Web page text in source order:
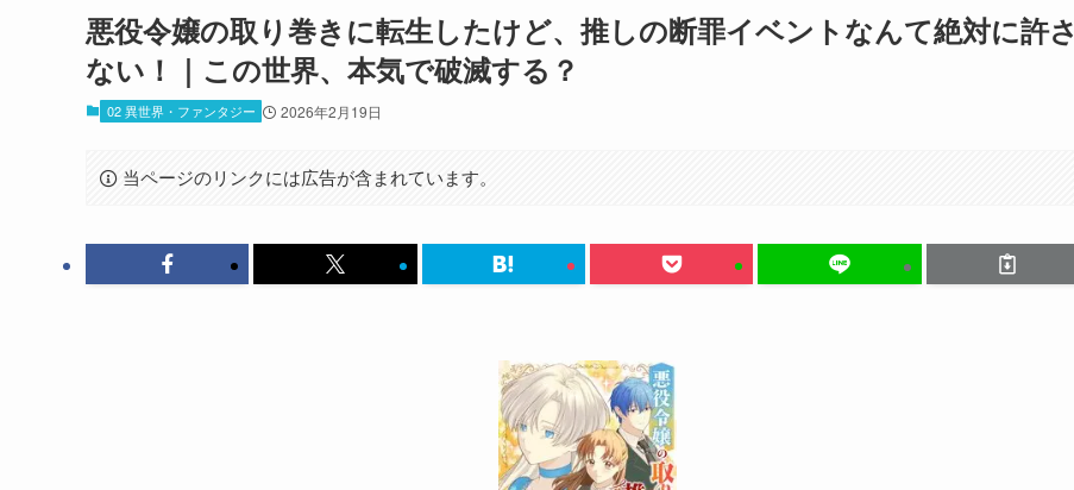
悪役令嬢の取り巻きに転生したけど、推しの断罪イベントなんて絶対に許さ
ない！｜この世界、本気で破滅する？
02 異世界・ファンタジー 2026年2月19日
当ページのリンクには広告が含まれています。